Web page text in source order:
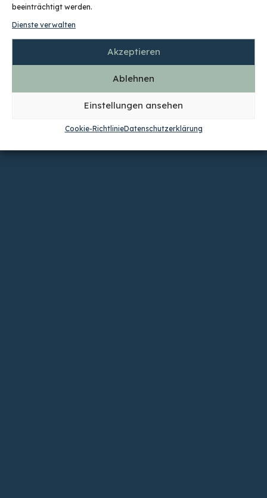
beeinträchtigt werden.
Dienste verwalten
Akzeptieren
Ablehnen
Einstellungen ansehen
Cookie-RichtlinieDatenschutzerklärung